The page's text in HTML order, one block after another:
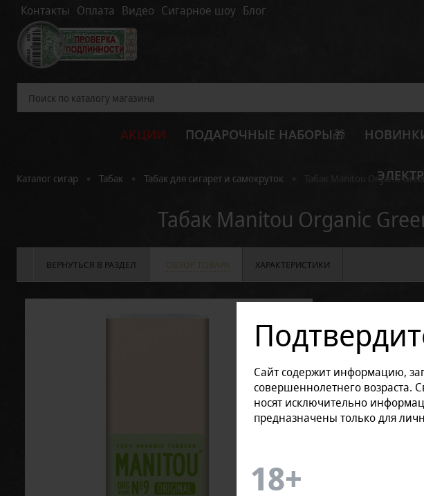
Контакты Оплата Видео Сигарное шоу Блог
АКЦИИ ПОДАРОЧНЫЕ НАБОРЫ🎁
Каталог сигар Табак Табак для сигарет и самокруток Табак Manitou Organic
Табак Manitou Organic
Сайт содержит информацию,
совершеннолетнего возраста.
носят исключительно
предназначены только для
ВЕРНУТЬСЯ В РАЗДЕЛ ОБЗОР ТОВАРА ХАРАКТЕРИСТИКИ
Другие
Размер продукции:
в блоке (5 штук)